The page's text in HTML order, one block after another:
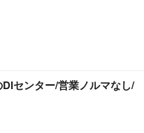
センター/営業ノルマなし/